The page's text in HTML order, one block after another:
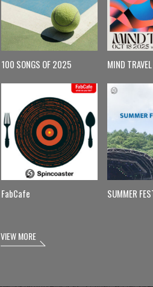
100 SONGS OF 2025
FabCafe
MIND TRAVEL
SUMMER
VIEW MORE